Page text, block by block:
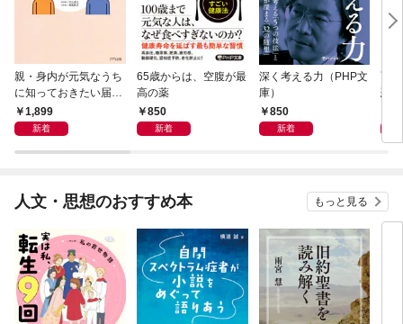
親・身内が元気なうち
に知っておきたい届
出・手続きの準備（き
ずな出版）
1,899
新着
65歳からは、空腹が最
高の薬
850
新着
深く考える力（PHP文
庫）
850
新着
面
恐
人文・思想のおすすめ本 もっと見る